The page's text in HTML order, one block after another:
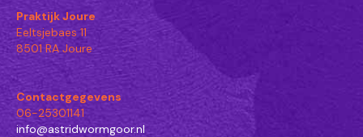
Praktijk Joure
Eeltsjebaes 11
8501 RA Joure
Contactgegevens
06-25301141
info@astridwormgoor.nl